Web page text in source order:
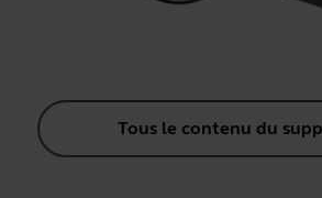
Tous le contenu du